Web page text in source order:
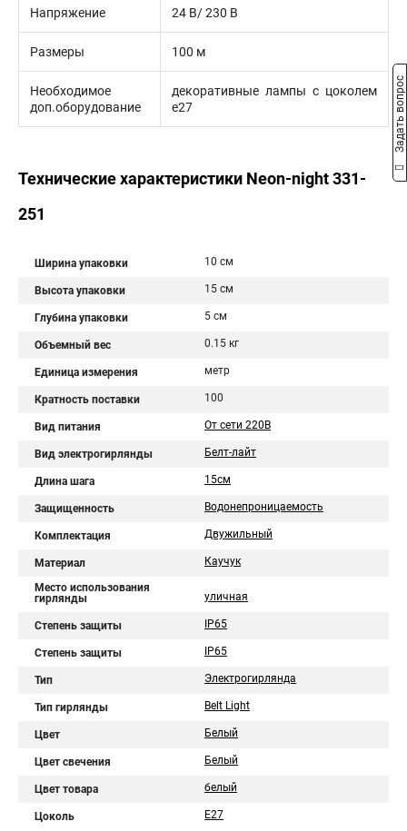
Напряжение 24 В/ 230 В
Размеры 100 м
Необходимое
доп.оборудование
декоративные лампы с цоколем
е27
Технические характеристики Neon-night 331-
251
Ширина упаковки 10 см
Высота упаковки 15 см
Глубина упаковки 5 см
Объемный вес 0.15 кг
Единица измерения метр
Кратность поставки 100
Вид питания От сети 220В
Вид электрогирлянды Белт-лайт
Длина шага 15см
Защищенность Водонепроницаемость
Комплектация Двужильный
Материал Каучук
Место использования
гирлянды
уличная
Степень защиты IP65
Степень защиты IP65
Тип Электрогирлянда
Тип гирлянды Belt Light
Цвет Белый
Цвет свечения Белый
Цвет товара белый
Цоколь Е27
Задать вопрос